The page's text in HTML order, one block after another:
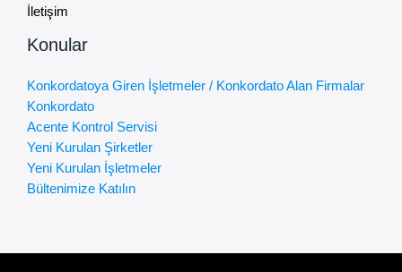
İletişim
Konular
Konkordatoya Giren İşletmeler / Konkordato Alan Firmalar
Konkordato
Acente Kontrol Servisi
Yeni Kurulan Şirketler
Yeni Kurulan İşletmeler
Bültenimize Katılın